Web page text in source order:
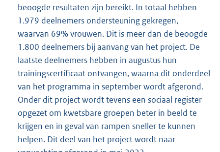
beoogde resultaten zijn bereikt. In totaal hebben
1.979 deelnemers ondersteuning gekregen,
waarvan 69% vrouwen. Dit is meer dan de beoogde
1.800 deelnemers bij aanvang van het project. De
laatste deelnemers hebben in augustus hun
trainingscertificaat ontvangen, waarna dit onderdeel
van het programma in september wordt afgerond.
Onder dit project wordt tevens een sociaal register
opgezet om kwetsbare groepen beter in beeld te
krijgen en in geval van rampen sneller te kunnen
helpen. Dit deel van het project wordt naar